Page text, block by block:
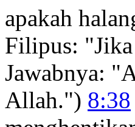
apakah
Filipus: "Jika
Jawabnya:
Allah.") 8:38